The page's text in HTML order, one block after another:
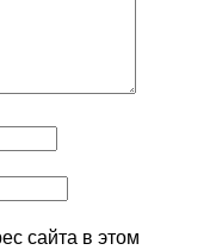
сайта в этом